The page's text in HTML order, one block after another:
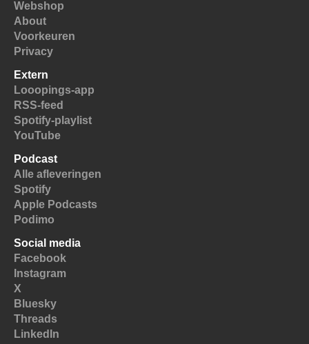
Webshop
About
Voorkeuren
Privacy
Extern
Looopings-app
RSS-feed
Spotify-playlist
YouTube
Podcast
Alle afleveringen
Spotify
Apple Podcasts
Podimo
Social media
Facebook
Instagram
X
Bluesky
Threads
LinkedIn